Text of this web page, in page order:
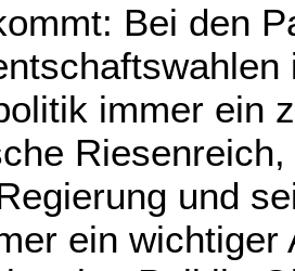
Bei den
immer ein
und
ein wichtiger